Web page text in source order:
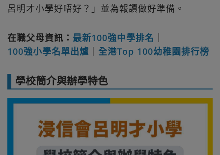
呂明才小學好唔好？」並為報讀做好準備。
在職父母資訊： 最新100強中學排名
100強小學名單出爐
全港Top 100幼稚園排行榜
學校簡介與辦學特色